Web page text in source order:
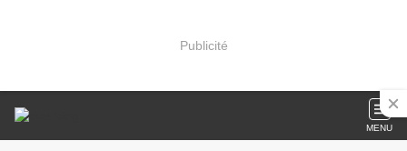
Publicité
MENU